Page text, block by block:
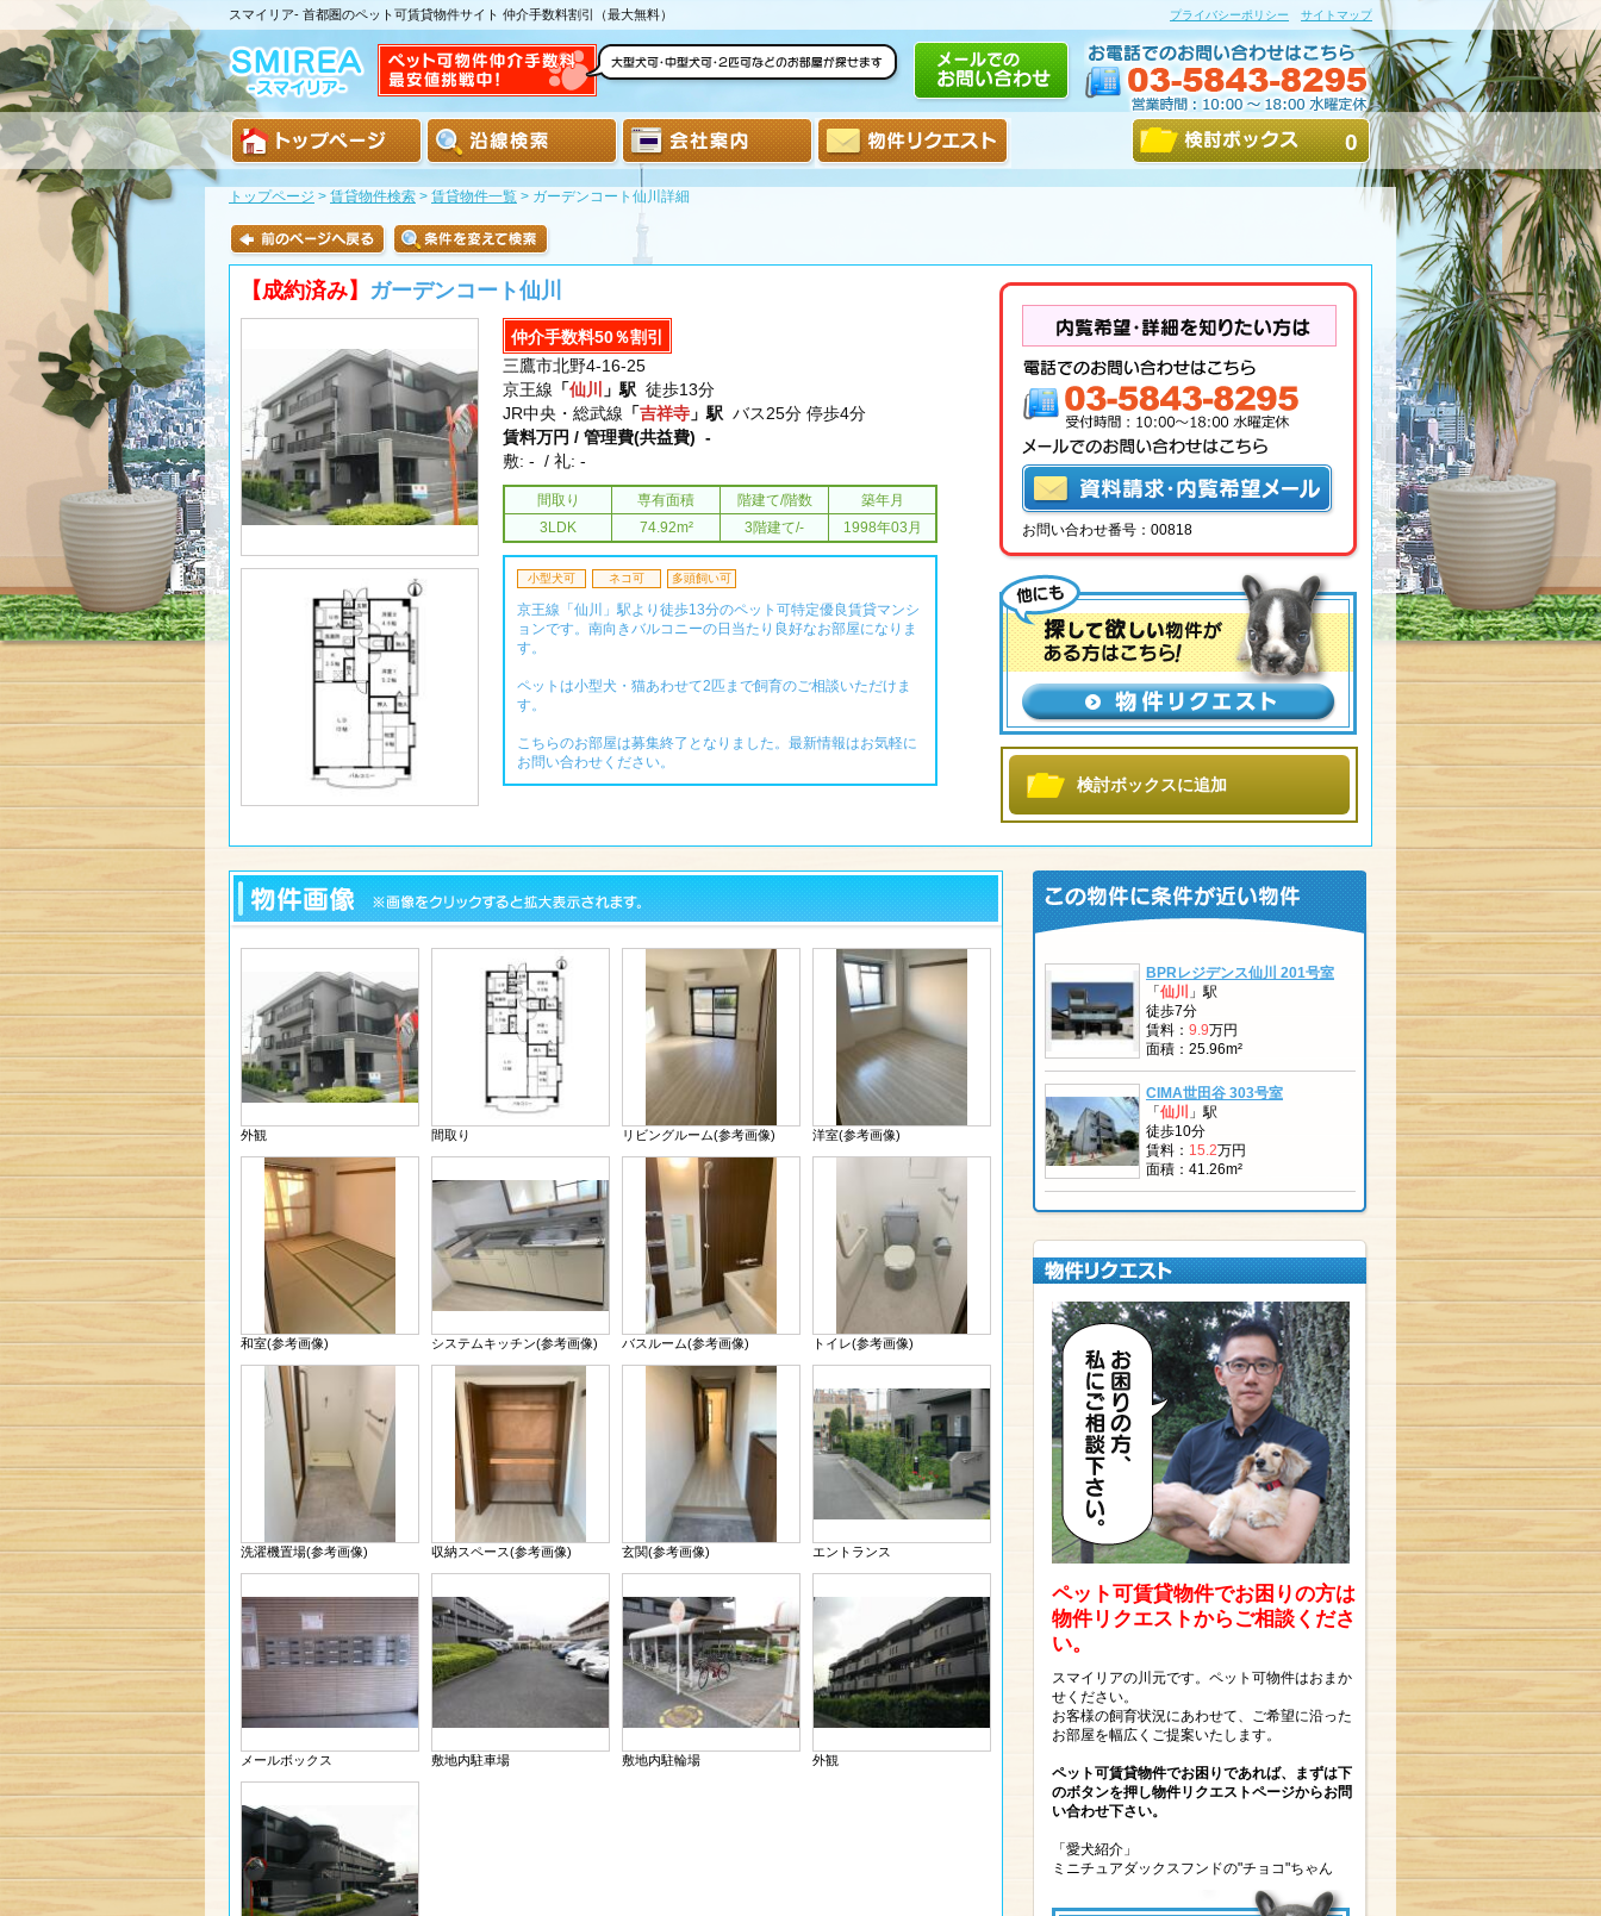
スマイリア- 首都圏のペット可賃貸物件サイト 仲介手数料割引（最大無料） プライバシーポリシー サイトマップ
0
トップページ > 賃貸物件検索 > 賃貸物件一覧 > ガーデンコート仙川詳細
【成約済み】 ガーデンコート仙川
仲介手数料50％割引
三鷹市北野4-16-25
京王線 「仙川 」駅 徒歩13分
JR中央・総武線 「吉祥寺 」駅 バス25分 停歩4分
賃料万円 / 管理費(共益費) -
敷: - / 礼: -
間取り 専有面積 階建て/階数
築年月
3LDK
74.92m² 3階建て/- 1998年03月
小型犬可 ネコ可 多頭飼い可
京王線「仙川」駅より徒歩13分のペット可特定優良賃貸マンシ
ョンです。南向きバルコニーの日当たり良好なお部屋になりま
す。
ペットは小型犬・猫あわせて2匹まで飼育のご相談いただけま
す。
こちらのお部屋は募集終了となりました。最新情報はお気軽に
お問い合わせください。
お問い合わせ番号：00818
検討ボックスに追加
外観 間取り リビングルーム(参考画像) 洋室(参考画像)
和室(参考画像) システムキッチン(参考画像) バスルーム(参考画像) トイレ(参考画像)
洗濯機置場(参考画像) 収納スペース(参考画像) 玄関(参考画像) エントランス
メールボックス 敷地内駐車場 敷地内駐輪場 外観
BPRレジデンス仙川 201号室
「 仙川 」駅
徒歩7分
賃料： 9.9万円
面積：25.96m²
CIMA世田谷 303号室
「 仙川 」駅
徒歩10分
賃料： 15.2万円
面積：41.26m²
ペット可賃貸物件でお困りの方は
物件リクエストからご相談くださ
い。
スマイリアの川元です。ペット可物件はおまか
せください。
お客様の飼育状況にあわせて、ご希望に沿った
お部屋を幅広くご提案いたします。
ペット可賃貸物件でお困りであれば、まずは下
のボタンを押し物件リクエストページからお問
い合わせ下さい。
「愛犬紹介」
ミニチュアダックスフンドの"チョコ"ちゃん